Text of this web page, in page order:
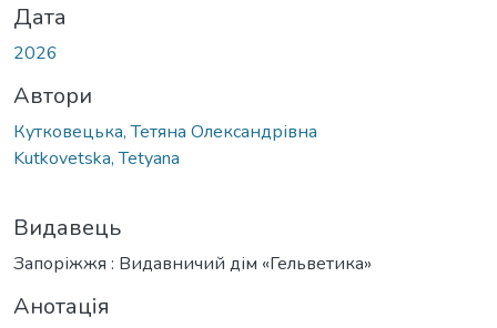
Дата
2026
Автори
Кутковецька, Тетяна Олександрівна
Kutkovetska, Tetyana
Видавець
Запоріжжя : Видавничий дім «Гельветика»
Анотація